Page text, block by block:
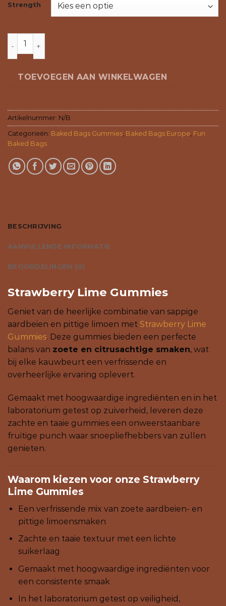
Strength
GUMMIES - STRAWBERRY LIME aantal
TOEVOEGEN AAN WINKELWAGEN
Artikelnummer: N/B
Categorieën: Baked Bags Gummies, Baked Bags Europe, Fun
Baked Bags
BESCHRIJVING
AANVULLENDE INFORMATIE
BEOORDELINGEN (0)
Strawberry Lime Gummies
Geniet van de heerlijke combinatie van sappige
aardbeien en pittige limoen met Strawberry Lime
Gummies. Deze gummies bieden een perfecte
balans van zoete en citrusachtige smaken, wat
bij elke kauwbeurt een verfrissende en
overheerlijke ervaring oplevert.
Gemaakt met hoogwaardige ingrediënten en in het
laboratorium getest op zuiverheid, leveren deze
zachte en taaie gummies een onweerstaanbare
fruitige punch waar snoepliefhebbers van zullen
genieten.
Waarom kiezen voor onze Strawberry
Lime Gummies
Een verfrissende mix van zoete aardbeien- en
pittige limoensmaken
Zachte en taaie textuur met een lichte
suikerlaag
Gemaakt met hoogwaardige ingrediënten voor
een consistente smaak
In het laboratorium getest op veiligheid,